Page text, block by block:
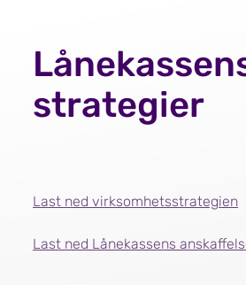
strategier
Last ned virksomhetsstrategien
Last ned Lånekassens